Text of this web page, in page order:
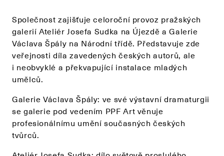
Společnost zajišťuje celoroční provoz pražských
galerií Ateliér Josefa Sudka na Újezdě a Galerie
Václava Špály na Národní třídě. Představuje zde
veřejnosti díla zavedených českých autorů, ale
i neobvyklé a překvapující instalace mladých
umělců.
Galerie Václava Špály: ve své výstavní dramaturgii
se galerie pod vedením PPF Art věnuje
profesionálnímu umění současných českých
tvůrců.